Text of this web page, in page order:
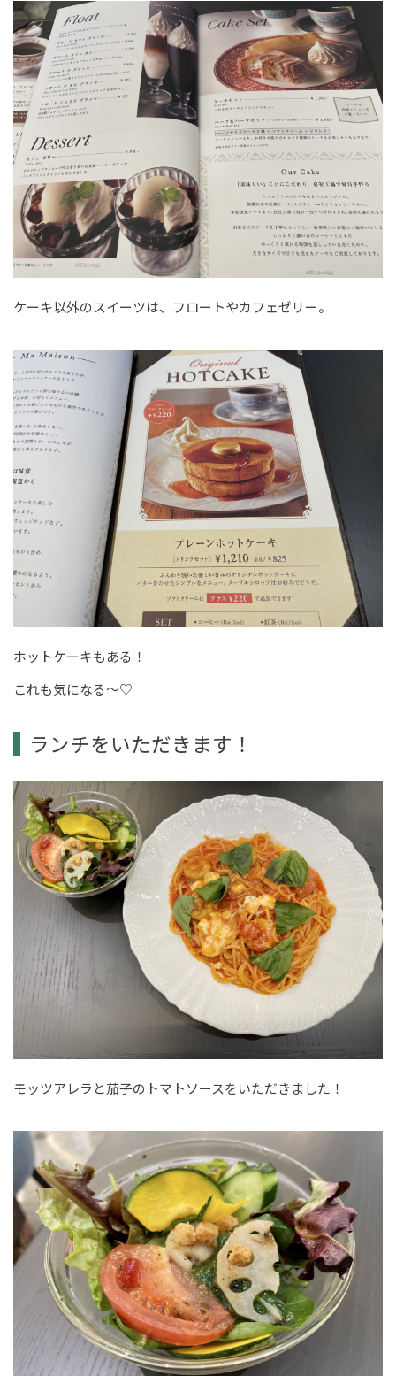
ケーキ以外のスイーツは、フロートやカフェゼリー。
ホットケーキもある！
これも気になる～♡
ランチをいただきます！
モッツアレラと茄子のトマトソースをいただきました！